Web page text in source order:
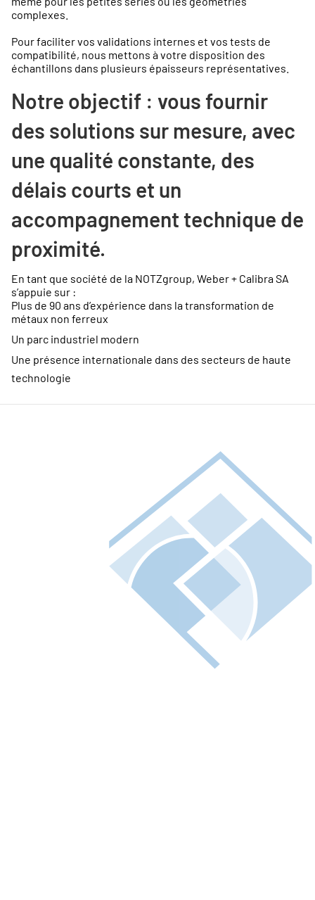
complexes.
Pour faciliter vos validations internes et vos tests de
compatibilité, nous mettons à votre disposition des
échantillons dans plusieurs épaisseurs représentatives.
Notre objectif : vous fournir
des solutions sur mesure, avec
une qualité constante, des
délais courts et un
accompagnement technique de
proximité.
En tant que société de la NOTZgroup, Weber + Calibra SA
s’appuie sur :
Plus de 90 ans d’expérience dans la transformation de
métaux non ferreux
Un parc industriel modern
Une présence internationale dans des secteurs de haute
technologie